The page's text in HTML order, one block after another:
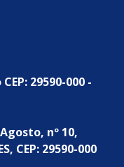
29590-000 -
nº 10,
CEP: 29590-000